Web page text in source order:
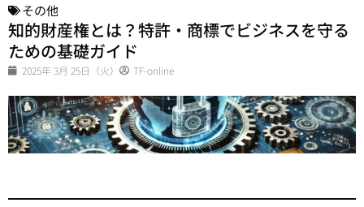
その他
知的財産権とは？特許・商標でビジネスを守る
ための基礎ガイド
2025年 3月 25日（火） TF-online